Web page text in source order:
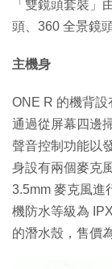
「雙鏡頭套裝」
頭、360 全景鏡
主機身
ONE R 的機背
通過從屏幕四邊
聲音控制功能以
身設有兩個麥克
3.5mm 麥克風進
機防水等級為
的潛水殼，售價